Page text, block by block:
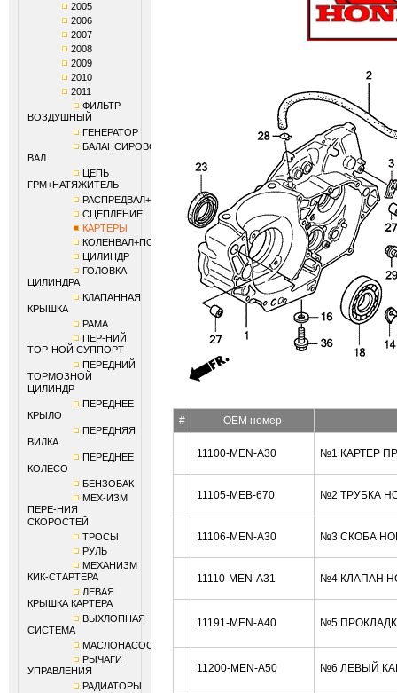
2005
2006
2007
2008
2009
2010
2011
ФИЛЬТР
ВОЗДУШНЫЙ
ГЕНЕРАТОР
БАЛАНСИРОВОЧНЫЙ
ВАЛ
ЦЕПЬ
ГРМ+НАТЯЖИТЕЛЬ
РАСПРЕДВАЛ+КЛАПАНЫ
СЦЕПЛЕНИЕ
КАРТЕРЫ
КОЛЕНВАЛ+ПОРШЕНЬ
ЦИЛИНДР
ГОЛОВКА
ЦИЛИНДРА
КЛАПАННАЯ
КРЫШКА
РАМА
ПЕР-НИЙ
ТОР-НОЙ СУППОРТ
ПЕРЕДНИЙ
ТОРМОЗНОЙ
ЦИЛИНДР
ПЕРЕДНЕЕ
КРЫЛО
ПЕРЕДНЯЯ
ВИЛКА
ПЕРЕДНЕЕ
КОЛЕСО
БЕНЗОБАК
МЕХ-ИЗМ
ПЕРЕ-НИЯ
СКОРОСТЕЙ
ТРОСЫ
РУЛЬ
МЕХАНИЗМ
КИК-СТАРТЕРА
ЛЕВАЯ
КРЫШКА КАРТЕРА
ВЫХЛОПНАЯ
СИСТЕМА
МАСЛОНАСОС
РЫЧАГИ
УПРАВЛЕНИЯ
РАДИАТОРЫ
# OEM номер
11100-MEN-A30 №1 КАРТЕР
11105-MEB-670 №2 ТРУБКА
11106-MEN-A30 №3 СКОБА
11110-MEN-A31 №4 КЛАПАН
11191-MEN-A40 №5
11200-MEN-A50 №6 ЛЕВЫЙ